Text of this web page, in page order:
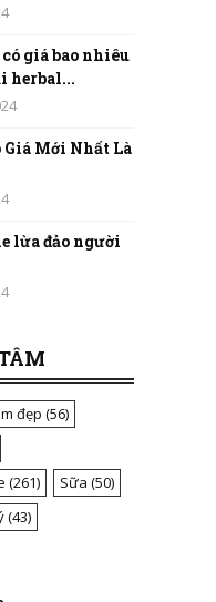
giá bao nhiêu
herbal...
Giá Mới Nhất Là
lừa đảo người
đẹp (56)
(261) Sữa (50)
(43)